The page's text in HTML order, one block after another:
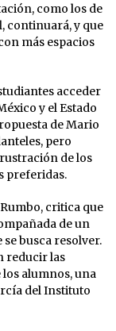
como los de
continuará, y que
más espacios
acceder
y el Estado
de Mario
pero
de los
preferidas.
critica que
de un
busca resolver.
reducir las
alumnos, una
del Instituto